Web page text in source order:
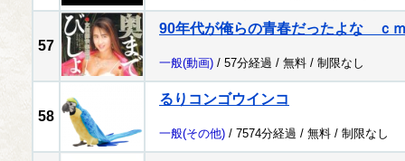
57
90年代が俺らの青春だったよな ｃ
一般(動画) / 57分経過 / 無料 / 制限なし
58
るりコンゴウインコ
一般(その他) / 7574分経過 / 無料 / 制限なし